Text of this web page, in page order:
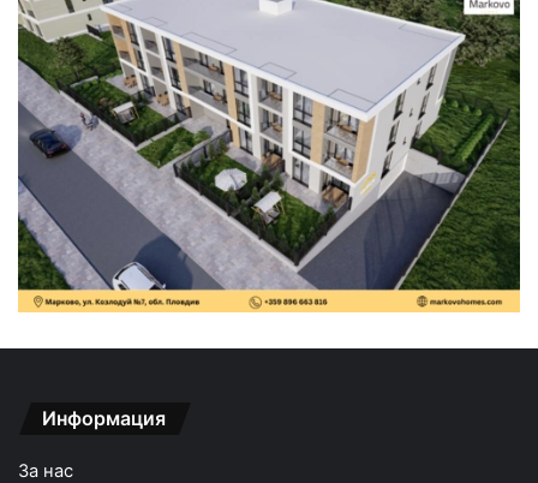
Информация
За нас